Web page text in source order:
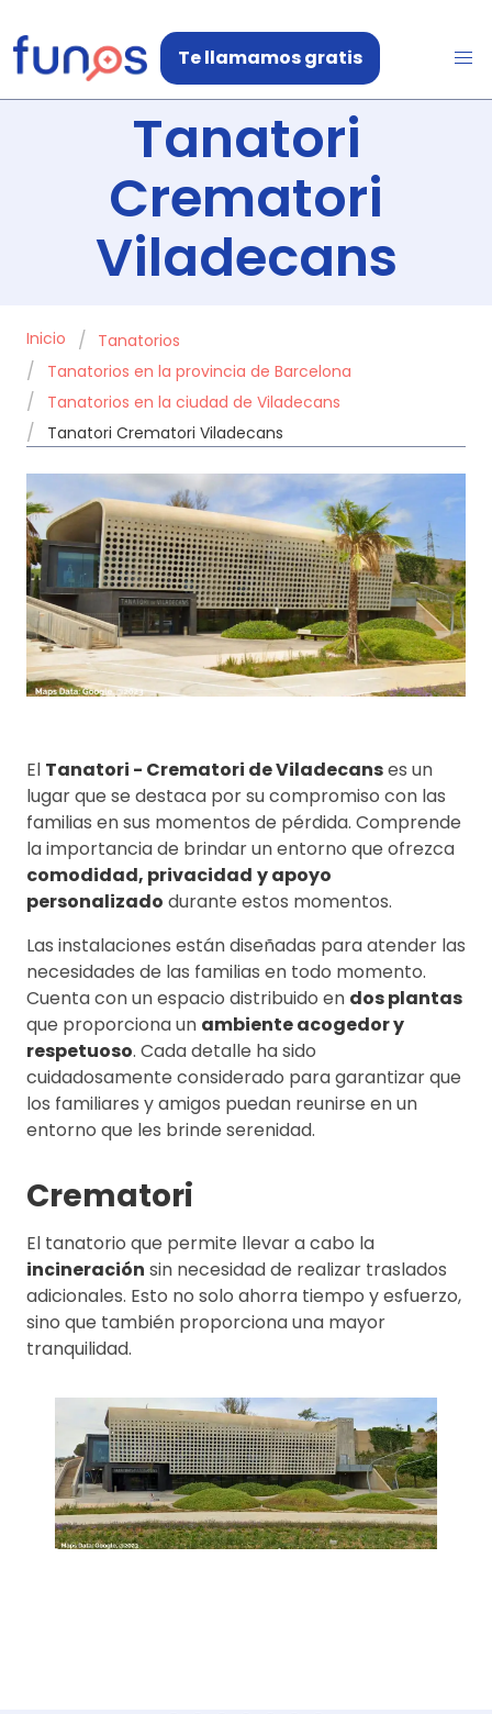
Te llamamos gratis
Tanatori
Crematori
Viladecans
Inicio
Tanatorios
Tanatorios en la provincia de Barcelona
Tanatorios en la ciudad de Viladecans
Tanatori Crematori Viladecans
El Tanatori - Crematori de Viladecanses un
lugar que se destaca por su compromiso con las
familias en sus momentos de pérdida. Comprende
la importancia de brindar un entorno que ofrezca
comodidad, privacidad y apoyo
personalizado durante estos momentos.
Las instalaciones están diseñadas para atender las
necesidades de las familias en todo momento.
Cuenta con un espacio distribuido en dos plantas
que proporciona un ambiente acogedor y
respetuoso. Cada detalle ha sido
cuidadosamente considerado para garantizar que
los familiares y amigos puedan reunirse en un
entorno que les brinde serenidad.
Crematori
El tanatorio que permite llevar a cabo la
incineración sin necesidad de realizar traslados
adicionales. Esto no solo ahorra tiempo y esfuerzo,
sino que también proporciona una mayor
tranquilidad.